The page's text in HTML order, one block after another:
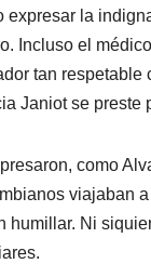
la
Incluso el
tan
Janiot se preste
como
viajaban
humillar. Ni